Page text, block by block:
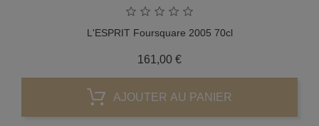
L'ESPRIT Foursquare 2005 70cl
161,00 €Prix
AJOUTER AU PANIER